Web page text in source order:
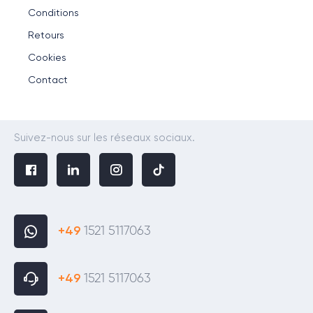
Conditions
Retours
Cookies
Contact
Suivez-nous sur les réseaux sociaux.
+49 1521 5117063
+49 1521 5117063